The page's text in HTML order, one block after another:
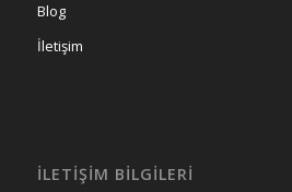
Blog
İletişim
İLETIŞIM BILGILERI